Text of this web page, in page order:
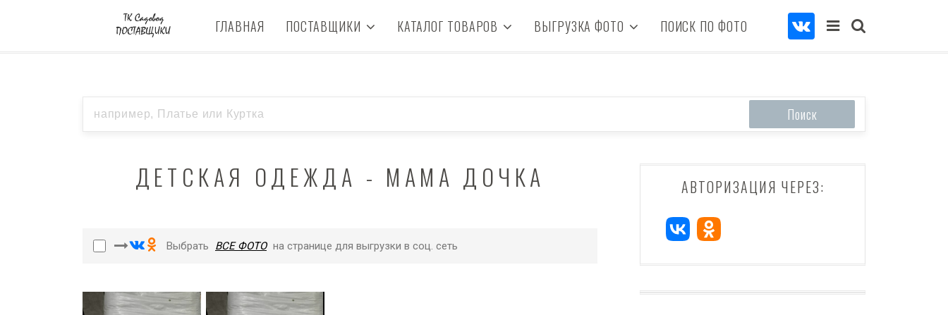
ГЛАВНАЯ ПОСТАВЩИКИ КАТАЛОГ ТОВАРОВ ВЫГРУЗКА ФОТО ПОИСК ПО ФОТО
ДЕТСКАЯ ОДЕЖДА - МАМА ДОЧКА
Выбрать ВСЕ ФОТО на странице для выгрузки в соц. сеть
АВТОРИЗАЦИЯ ЧЕРЕЗ: